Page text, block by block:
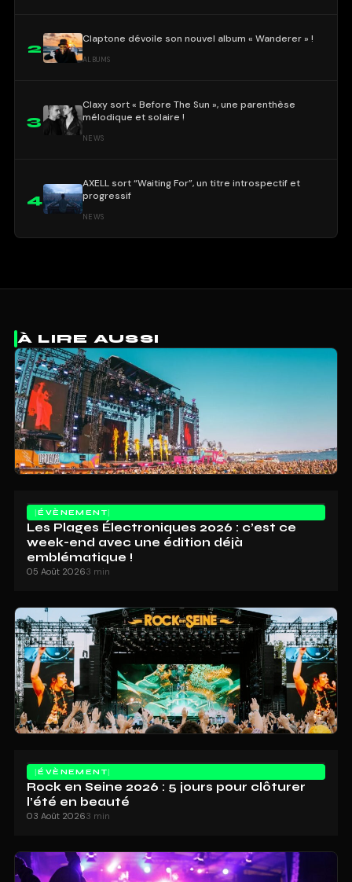
2
Claptone dévoile son nouvel album « Wanderer » !
ALBUMS
3
Claxy sort « Before The Sun », une parenthèse
mélodique et solaire !
NEWS
4
AXELL sort “Waiting For”, un titre introspectif et
progressif
NEWS
À LIRE AUSSI
ÉVÈNEMENT
Les Plages Électroniques 2026 : c’est ce
week-end avec une édition déjà
emblématique !
05 Août 20263 min
ÉVÈNEMENT
Rock en Seine 2026 : 5 jours pour clôturer
l’été en beauté
03 Août 20263 min